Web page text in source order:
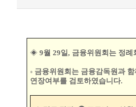
◈ 9월 29일, 금융위원회는 정례
◦ 금융위원회는 금융감독원과 함
연장여부를 검토하였습니다.